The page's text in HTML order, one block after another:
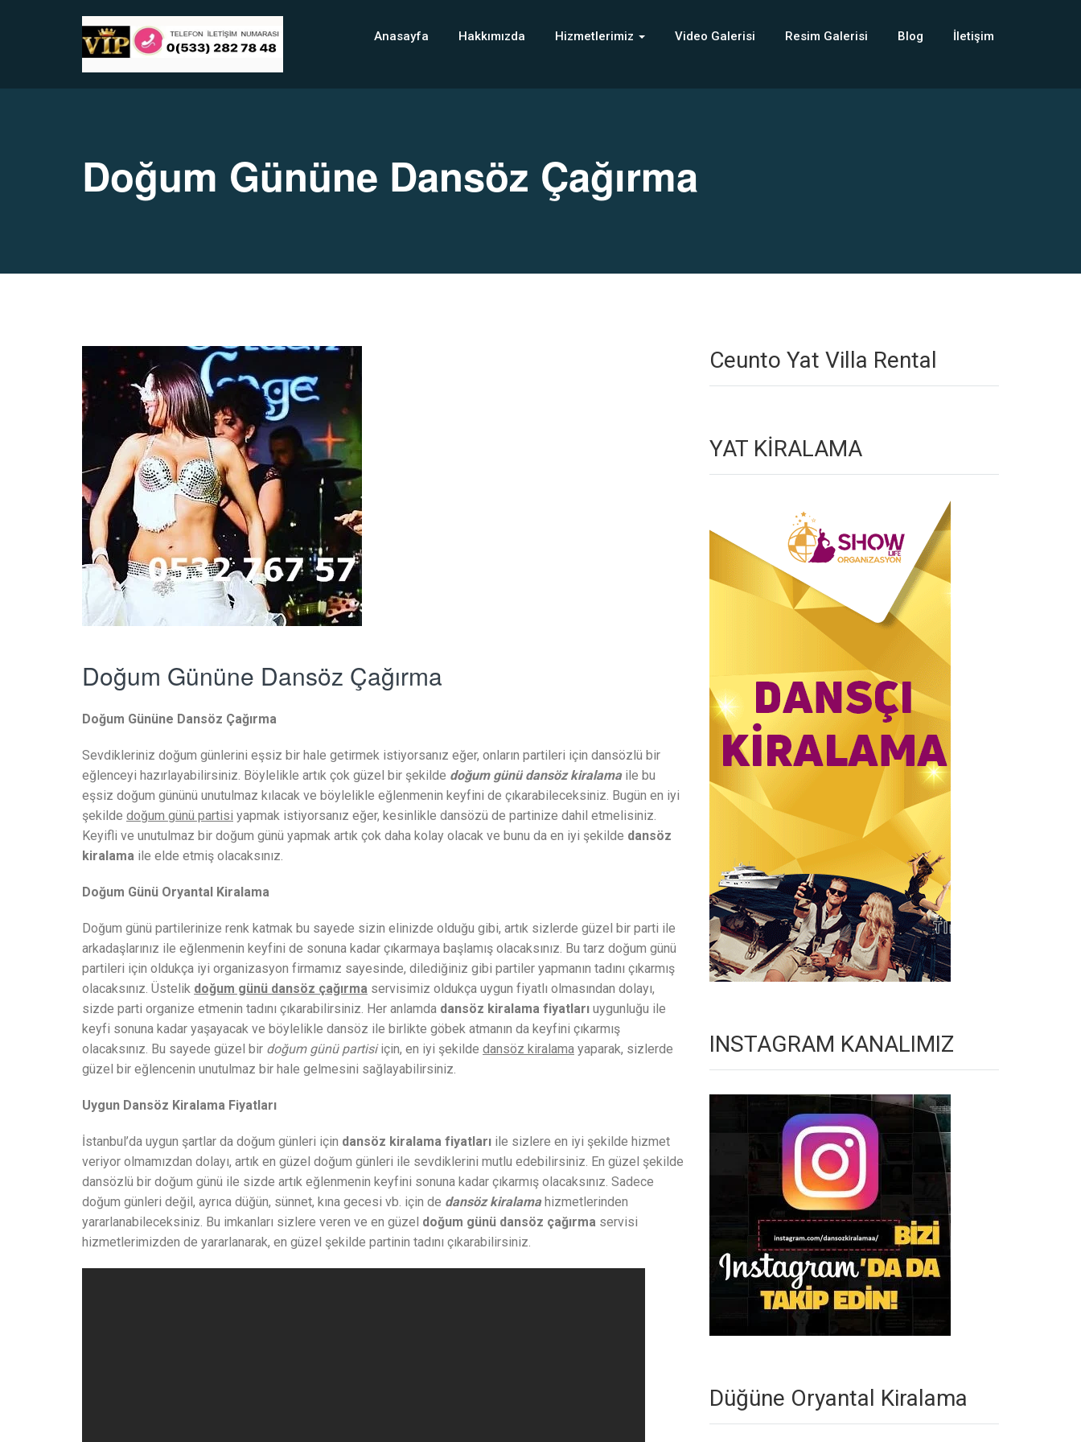
Anasayfa Hakkımızda Hizmetlerimiz Video Galerisi Resim Galerisi Blog İletişim
Doğum Gününe Dansöz Çağırma
Doğum Gününe Dansöz Çağırma
Doğum Gününe Dansöz Çağırma
Sevdikleriniz doğum günlerini eşsiz bir hale getirmek istiyorsanız eğer, onların partileri için dansözlü bir
eğlenceyi hazırlayabilirsiniz. Böylelikle artık çok güzel bir şekilde doğum günü dansöz kiralamaile bu
eşsiz doğum gününü unutulmaz kılacak ve böylelikle eğlenmenin keyfini de çıkarabileceksiniz. Bugün en iyi
şekilde doğum günü partisi yapmak istiyorsanız eğer, kesinlikle dansözü de partinize dahil etmelisiniz.
Keyifli ve unutulmaz bir doğum günü yapmak artık çok daha kolay olacak ve bunu da en iyi şekilde dansöz
kiralama ile elde etmiş olacaksınız.
Doğum Günü Oryantal Kiralama
Doğum günü partilerinize renk katmak bu sayede sizin elinizde olduğu gibi, artık sizlerde güzel bir parti ile
arkadaşlarınız ile eğlenmenin keyfini de sonuna kadar çıkarmaya başlamış olacaksınız. Bu tarz doğum günü
partileri için oldukça iyi organizasyon firmamız sayesinde, dilediğiniz gibi partiler yapmanın tadını çıkarmış
olacaksınız. Üstelik doğum günü dansöz çağırma servisimiz oldukça uygun fiyatlı olmasından dolayı,
sizde parti organize etmenin tadını çıkarabilirsiniz. Her anlamda dansöz kiralama fiyatları uygunluğu ile
keyfi sonuna kadar yaşayacak ve böylelikle dansöz ile birlikte göbek atmanın da keyfini çıkarmış
olacaksınız. Bu sayede güzel bir doğum günü partisiiçin, en iyi şekilde dansöz kiralama yaparak, sizlerde
güzel bir eğlencenin unutulmaz bir hale gelmesini sağlayabilirsiniz.
Uygun Dansöz Kiralama Fiyatları
İstanbul’da uygun şartlar da doğum günleri için dansöz kiralama fiyatları ile sizlere en iyi şekilde hizmet
veriyor olmamızdan dolayı, artık en güzel doğum günleri ile sevdiklerini mutlu edebilirsiniz. En güzel şekilde
dansözlü bir doğum günü ile sizde artık eğlenmenin keyfini sonuna kadar çıkarmış olacaksınız. Sadece
doğum günleri değil, ayrıca düğün, sünnet, kına gecesi vb. için de dansöz kiralamahizmetlerinden
yararlanabileceksiniz. Bu imkanları sizlere veren ve en güzel doğum günü dansöz çağırma servisi
hizmetlerimizden de yararlanarak, en güzel şekilde partinin tadını çıkarabilirsiniz.
Ceunto Yat Villa Rental
YAT KİRALAMA
INSTAGRAM KANALIMIZ
Düğüne Oryantal Kiralama